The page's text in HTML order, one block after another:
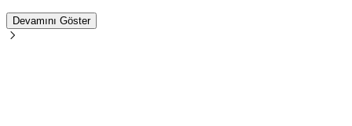
Devamını Göster